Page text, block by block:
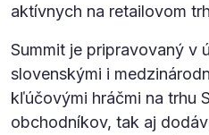
aktívnych na retailovom
Summit je pripravovaný v
slovenskými i
kľúčovými hráčmi na trhu
obchodníkov, tak aj